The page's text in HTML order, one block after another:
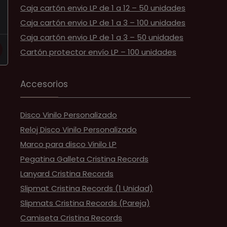
Caja cartón envio LP de 1 a 12 – 50 unidades
Caja cartón envio LP de 1 a 3 – 100 unidades
Caja cartón envio LP de 1 a 3 – 50 unidades
Cartón protector envío LP – 100 unidades
Accesorios
Disco Vinilo Personalizado
Reloj Disco Vinilo Personalizado
Marco para disco Vinilo LP
Pegatina Galleta Cristina Records
Lanyard Cristina Records
Slipmat Cristina Records (1 Unidad)
Slipmats Cristina Records (Pareja)
Camiseta Cristina Records